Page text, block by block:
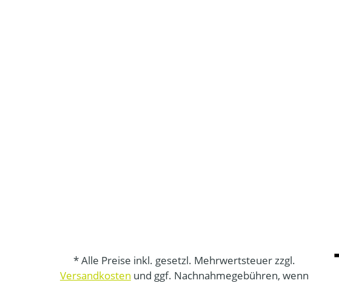
* Alle Preise inkl. gesetzl. Mehrwertsteuer zzgl.
Versandkosten und ggf. Nachnahmegebühren, wenn